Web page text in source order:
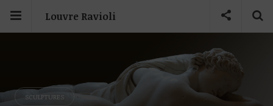
Louvre Ravioli
SCULPTURES